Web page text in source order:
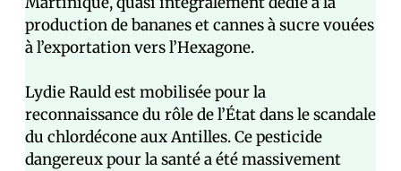
production de bananes et cannes à sucre vouées
à l’exportation vers l’Hexagone.
Lydie Rauld est mobilisée pour la
reconnaissance du rôle de l’État dans le scandale
du chlordécone aux Antilles. Ce pesticide
dangereux pour la santé a été massivement